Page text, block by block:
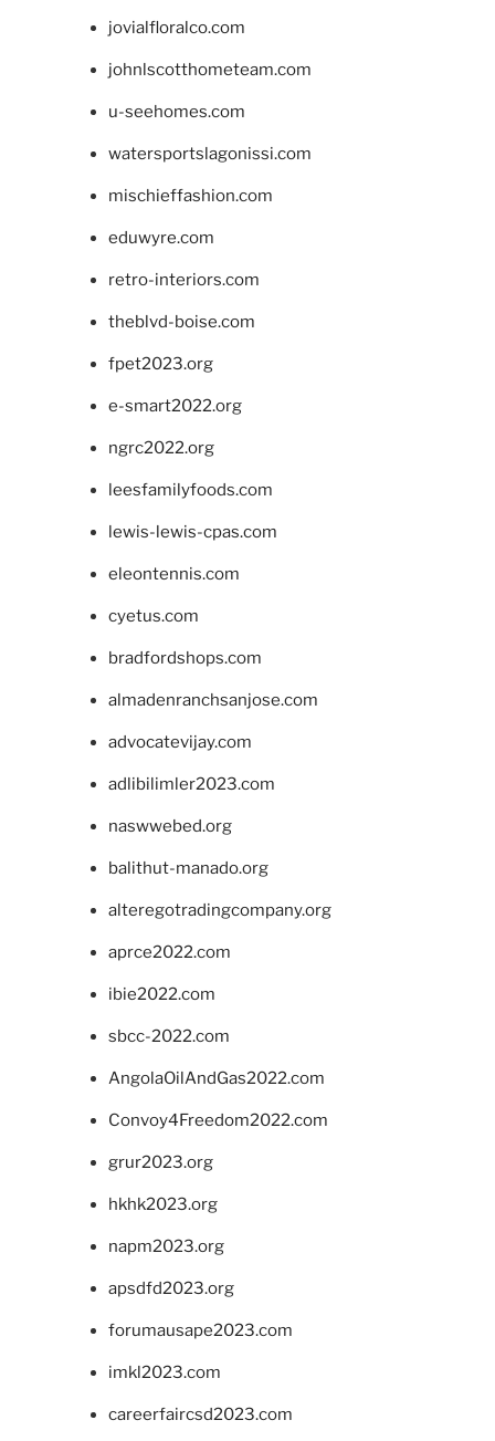
jovialfloralco.com
johnlscotthometeam.com
u-seehomes.com
watersportslagonissi.com
mischieffashion.com
eduwyre.com
retro-interiors.com
theblvd-boise.com
fpet2023.org
e-smart2022.org
ngrc2022.org
leesfamilyfoods.com
lewis-lewis-cpas.com
eleontennis.com
cyetus.com
bradfordshops.com
almadenranchsanjose.com
advocatevijay.com
adlibilimler2023.com
naswwebed.org
balithut-manado.org
alteregotradingcompany.org
aprce2022.com
ibie2022.com
sbcc-2022.com
AngolaOilAndGas2022.com
Convoy4Freedom2022.com
grur2023.org
hkhk2023.org
napm2023.org
apsdfd2023.org
forumausape2023.com
imkl2023.com
careerfaircsd2023.com